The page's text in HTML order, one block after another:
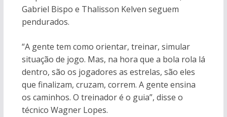
Gabriel Bispo e Thalisson Kelven seguem
pendurados.
“A gente tem como orientar, treinar, simular
situação de jogo. Mas, na hora que a bola rola lá
dentro, são os jogadores as estrelas, são eles
que finalizam, cruzam, correm. A gente ensina
os caminhos. O treinador é o guia”, disse o
técnico Wagner Lopes.